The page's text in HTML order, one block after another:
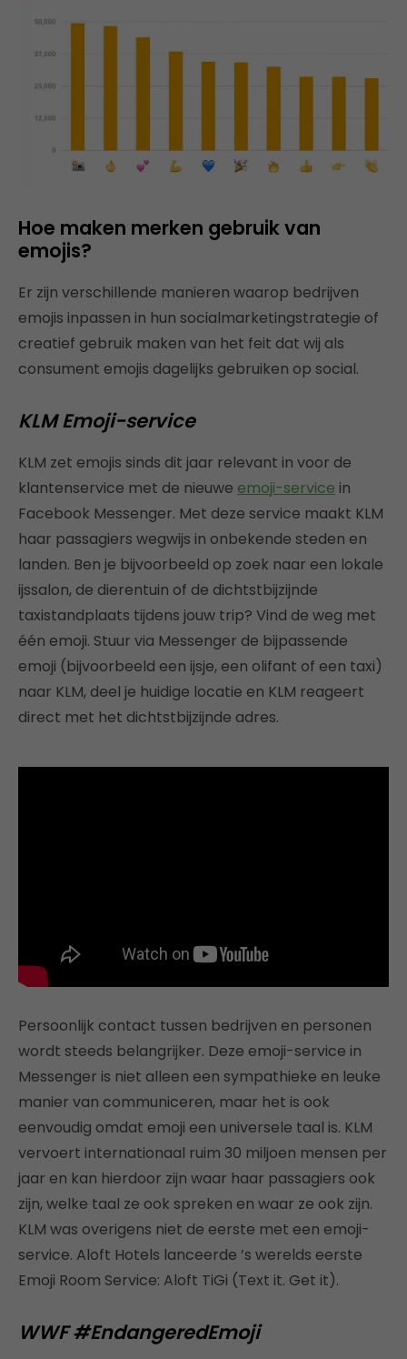
Hoe maken merken gebruik van
emojis?
Er zijn verschillende manieren waarop bedrijven
emojis inpassen in hun socialmarketingstrategie of
creatief gebruik maken van het feit dat wij als
consument emojis dagelijks gebruiken op social.
KLM Emoji-service
KLM zet emojis sinds dit jaar relevant in voor de
klantenservice met de nieuwe emoji-service in
Facebook Messenger. Met deze service maakt KLM
haar passagiers wegwijs in onbekende steden en
landen. Ben je bijvoorbeeld op zoek naar een lokale
ijssalon, de dierentuin of de dichtstbijzijnde
taxistandplaats tijdens jouw trip? Vind de weg met
één emoji. Stuur via Messenger de bijpassende
emoji (bijvoorbeeld een ijsje, een olifant of een taxi)
naar KLM, deel je huidige locatie en KLM reageert
direct met het dichtstbijzijnde adres.
Persoonlijk contact tussen bedrijven en personen
wordt steeds belangrijker. Deze emoji-service in
Messenger is niet alleen een sympathieke en leuke
manier van communiceren, maar het is ook
eenvoudig omdat emoji een universele taal is. KLM
vervoert internationaal ruim 30 miljoen mensen per
jaar en kan hierdoor zijn waar haar passagiers ook
zijn, welke taal ze ook spreken en waar ze ook zijn.
KLM was overigens niet de eerste met een emoji-
service. Aloft Hotels lanceerde ’s werelds eerste
Emoji Room Service: Aloft TiGi (Text it. Get it).
WWF #EndangeredEmoji